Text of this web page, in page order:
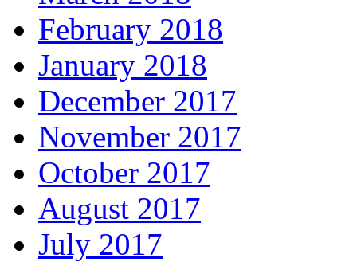
February 2018
January 2018
December 2017
November 2017
October 2017
August 2017
July 2017